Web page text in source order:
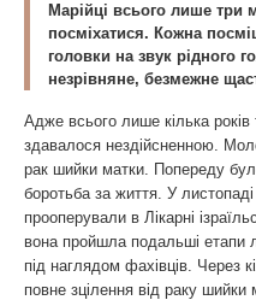
Марійці всього лише три
посміхатися. Кожна
головки на звук рідного
незрівняне, безмежне
Адже всього лише кілька
здавалося нездійсненною.
рак шийки матки. Попереду
боротьба за життя. У
прооперували в Лікарні
вона пройшла подальші етапи
під наглядом фахівців. Через
повне зцілення від раку шийки